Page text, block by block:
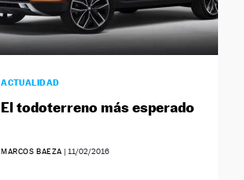
ACTUALIDAD
El todoterreno más esperado
MARCOS BAEZA | 11/02/2016